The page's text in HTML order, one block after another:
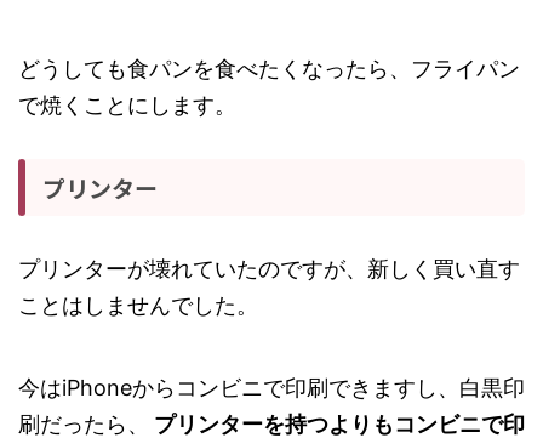
どうしても食パンを食べたくなったら、フライパン
で焼くことにします。
プリンター
プリンターが壊れていたのですが、新しく買い直す
ことはしませんでした。
今はiPhone‬からコンビニで印刷できますし、白黒印
刷だったら、
プリンターを持つよりもコンビニで印